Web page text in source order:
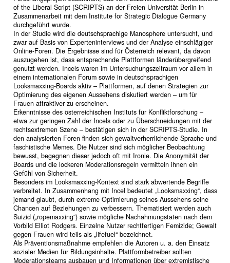
of the Liberal Script (SCRIPTS) an der Freien Universität Berlin in
Zusammenarbeit mit dem Institute for Strategic Dialogue Germany
durchgeführt wurde.
In der Studie wird die deutschsprachige Manosphere untersucht, und
zwar auf Basis von Experteninterviews und der Analyse einschlägiger
Online-Foren. Die Ergebnisse sind für Österreich relevant, da davon
auszugehen ist, dass entsprechende Plattformen länderübergreifend
genutzt werden. Incels waren im Untersuchungszeitraum vor allem in
einem internationalen Forum sowie in deutschsprachigen
Looksmaxxing-Boards aktiv – Plattformen, auf denen Strategien zur
Optimierung des eigenen Aussehens diskutiert werden – um für
Frauen attraktiver zu erscheinen.
Erkenntnisse des österreichischen Instituts für Konfliktforschung –
etwa zur geringen Zahl der Incels oder zu Überschneidungen mit der
rechtsextremen Szene – bestätigen sich in der SCRIPTS-Studie. In
den analysierten Foren finden sich gewaltverherrlichende Sprache und
faschistische Memes. Die Nutzer sind sich möglicher Beobachtung
bewusst, begegnen dieser jedoch oft mit Ironie. Die Anonymität der
Boards und die lockeren Moderationsregeln vermitteln ihnen ein
Gefühl von Sicherheit.
Besonders im Looksmaxxing-Kontext sind stark abwertende Begriffe
verbreitet. In Zusammenhang mit Incel bedeutet „Looksmaxxing“, dass
jemand glaubt, durch extreme Optimierung seines Aussehens seine
Chancen auf Beziehungen zu verbessern. Thematisiert werden auch
Suizid („ropemaxxing“) sowie mögliche Nachahmungstaten nach dem
Vorbild Elliot Rodgers. Einzelne Nutzer rechtfertigen Femizide; Gewalt
gegen Frauen wird teils als „lifefuel“ bezeichnet.
Als Präventionsmaßnahme empfehlen die Autoren u. a. den Einsatz
sozialer Medien für Bildungsinhalte. Plattformbetreiber sollten
Moderationsteams ausbauen und Informationen über extremistische